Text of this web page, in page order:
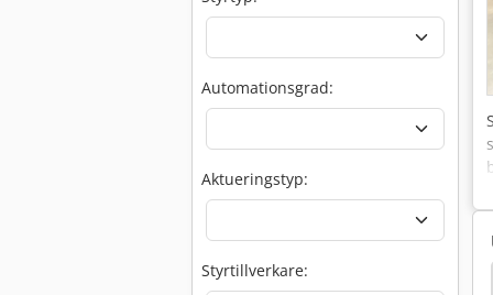
Automationsgrad:
Aktueringstyp:
Styrtillverkare:
Peddinghaus Blechschere Peddinghaus Junior